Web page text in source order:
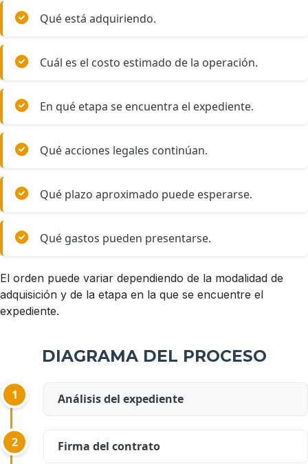
Qué está adquiriendo.
Cuál es el costo estimado de la operación.
En qué etapa se encuentra el expediente.
Qué acciones legales continúan.
Qué plazo aproximado puede esperarse.
Qué gastos pueden presentarse.
El orden puede variar dependiendo de la modalidad de
adquisición y de la etapa en la que se encuentre el
expediente.
DIAGRAMA DEL PROCESO
1 Análisis del expediente
2 Firma del contrato